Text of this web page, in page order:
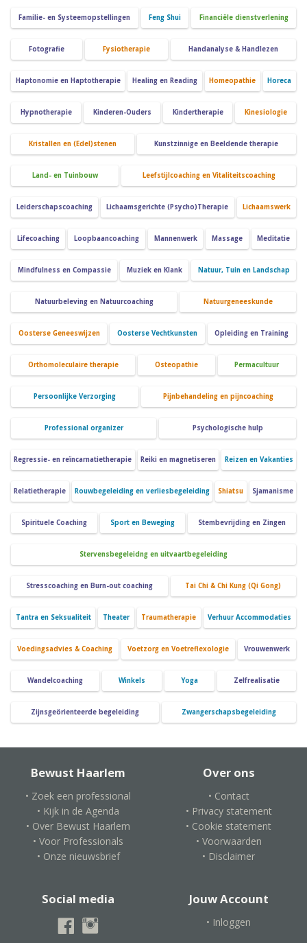
Familie- en Systeemopstellingen Feng Shui Financiële dienstverlening
Fotografie Fysiotherapie Handanalyse & Handlezen
Haptonomie en Haptotherapie Healing en Reading Homeopathie Horeca
Hypnotherapie Kinderen-Ouders Kindertherapie Kinesiologie
Kristallen en (Edel)stenen Kunstzinnige en Beeldende therapie
Land- en Tuinbouw Leefstijlcoaching en Vitaliteitscoaching
Leiderschapscoaching Lichaamsgerichte (Psycho)Therapie Lichaamswerk
Lifecoaching Loopbaancoaching Mannenwerk Massage Meditatie
Mindfulness en Compassie Muziek en Klank Natuur, Tuin en Landschap
Natuurbeleving en Natuurcoaching Natuurgeneeskunde
Oosterse Geneeswijzen Oosterse Vechtkunsten Opleiding en Training
Orthomoleculaire therapie Osteopathie Permacultuur
Persoonlijke Verzorging Pijnbehandeling en pijncoaching
Professional organizer Psychologische hulp
Regressie- en reïncarnatietherapie Reiki en magnetiseren Reizen en Vakanties
Relatietherapie Rouwbegeleiding en verliesbegeleiding Shiatsu Sjamanisme
Spirituele Coaching Sport en Beweging Stembevrijding en Zingen
Stervensbegeleidng en uitvaartbegeleiding
Stresscoaching en Burn-out coaching Tai Chi & Chi Kung (Qi Gong)
Tantra en Seksualiteit Theater Traumatherapie Verhuur Accommodaties
Voedingsadvies & Coaching Voetzorg en Voetreflexologie Vrouwenwerk
Wandelcoaching Winkels Yoga Zelfrealisatie
Zijnsgeörienteerde begeleiding Zwangerschapsbegeleiding
Bewust Haarlem
• Zoek een professional
• Kijk in de Agenda
• Over Bewust Haarlem
• Voor Professionals
• Onze nieuwsbrief
Over ons
• Contact
• Privacy statement
• Cookie statement
• Voorwaarden
• Disclaimer
Social media Jouw Account
• Inloggen